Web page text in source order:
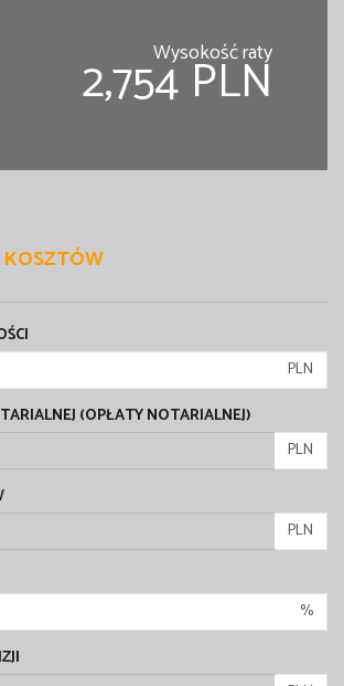
Wysokość raty
2,754 PLN
PLN
(OPŁATY NOTARIALNEJ)
PLN
PLN
%